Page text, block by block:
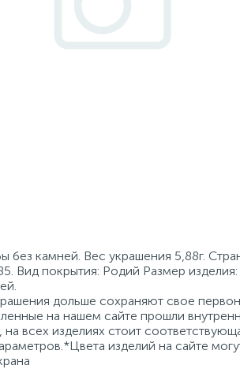
без камней. Вес украшения 5,88г.
Вид покрытия: Родий Размер
дольше сохраняют свое
на нашем сайте прошли
на всех изделиях стоит
изделий на сайте